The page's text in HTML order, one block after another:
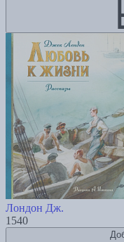
Лондон Дж.
1540